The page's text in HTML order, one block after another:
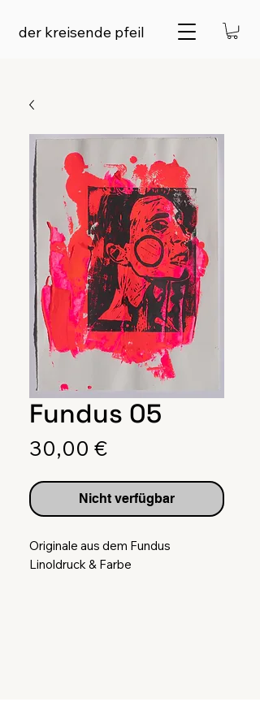
der kreisende pfeil
Fundus 05
30,00 €Preis
Nicht verfügbar
Originale aus dem Fundus
Linoldruck & Farbe